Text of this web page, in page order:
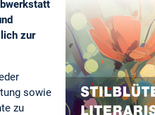
zur
sowie
zu